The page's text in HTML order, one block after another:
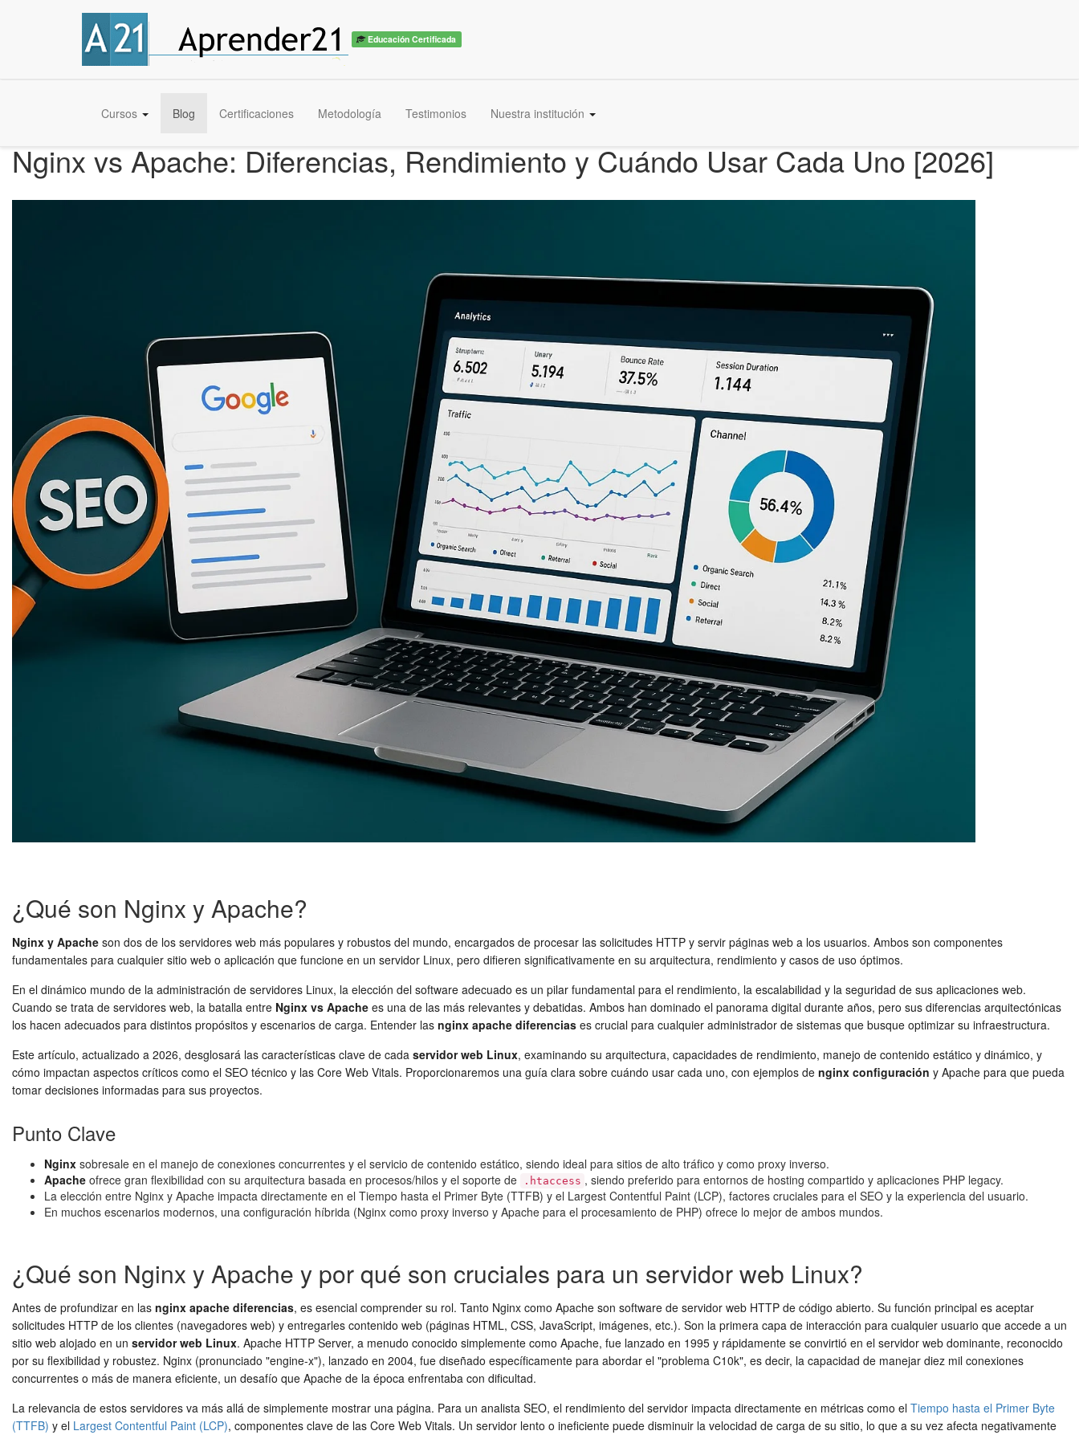
Educación Certificada
Cursos Blog Certificaciones Metodología Testimonios Nuestra institución
Nginx vs Apache: Diferencias, Rendimiento y Cuándo Usar Cada Uno [2026]
¿Qué son Nginx y Apache?
Nginx y Apache son dos de los servidores web más populares y robustos del mundo, encargados de procesar las solicitudes HTTP y servir páginas web a los usuarios. Ambos son componentes
fundamentales para cualquier sitio web o aplicación que funcione en un servidor Linux, pero difieren significativamente en su arquitectura, rendimiento y casos de uso óptimos.
En el dinámico mundo de la administración de servidores Linux, la elección del software adecuado es un pilar fundamental para el rendimiento, la escalabilidad y la seguridad de sus aplicaciones web.
Cuando se trata de servidores web, la batalla entre Nginx vs Apache es una de las más relevantes y debatidas. Ambos han dominado el panorama digital durante años, pero sus diferencias arquitectónicas
los hacen adecuados para distintos propósitos y escenarios de carga. Entender las nginx apache diferencias es crucial para cualquier administrador de sistemas que busque optimizar su infraestructura.
Este artículo, actualizado a 2026, desglosará las características clave de cada servidor web Linux, examinando su arquitectura, capacidades de rendimiento, manejo de contenido estático y dinámico, y
cómo impactan aspectos críticos como el SEO técnico y las Core Web Vitals. Proporcionaremos una guía clara sobre cuándo usar cada uno, con ejemplos de nginx configuración y Apache para que pueda
tomar decisiones informadas para sus proyectos.
Punto Clave
Nginx sobresale en el manejo de conexiones concurrentes y el servicio de contenido estático, siendo ideal para sitios de alto tráfico y como proxy inverso.
Apache ofrece gran flexibilidad con su arquitectura basada en procesos/hilos y el soporte de .htaccess , siendo preferido para entornos de hosting compartido y aplicaciones PHP legacy.
La elección entre Nginx y Apache impacta directamente en el Tiempo hasta el Primer Byte (TTFB) y el Largest Contentful Paint (LCP), factores cruciales para el SEO y la experiencia del usuario.
En muchos escenarios modernos, una configuración híbrida (Nginx como proxy inverso y Apache para el procesamiento de PHP) ofrece lo mejor de ambos mundos.
¿Qué son Nginx y Apache y por qué son cruciales para un servidor web Linux?
Antes de profundizar en las nginx apache diferencias, es esencial comprender su rol. Tanto Nginx como Apache son software de servidor web HTTP de código abierto. Su función principal es aceptar
solicitudes HTTP de los clientes (navegadores web) y entregarles contenido web (páginas HTML, CSS, JavaScript, imágenes, etc.). Son la primera capa de interacción para cualquier usuario que accede a un
sitio web alojado en un servidor web Linux. Apache HTTP Server, a menudo conocido simplemente como Apache, fue lanzado en 1995 y rápidamente se convirtió en el servidor web dominante, reconocido
por su flexibilidad y robustez. Nginx (pronunciado "engine-x"), lanzado en 2004, fue diseñado específicamente para abordar el "problema C10k", es decir, la capacidad de manejar diez mil conexiones
concurrentes o más de manera eficiente, un desafío que Apache de la época enfrentaba con dificultad.
La relevancia de estos servidores va más allá de simplemente mostrar una página. Para un analista SEO, el rendimiento del servidor impacta directamente en métricas como el Tiempo hasta el Primer Byte
(TTFB) y el Largest Contentful Paint (LCP), componentes clave de las Core Web Vitals. Un servidor lento o ineficiente puede disminuir la velocidad de carga de su sitio, lo que a su vez afecta negativamente